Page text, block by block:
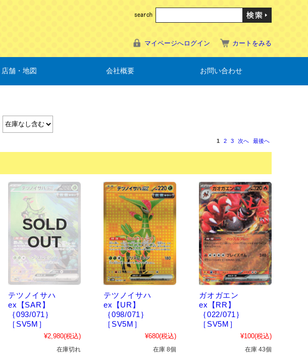
マイページへログイン カートをみる
店舗・地図 会社概要 お問い合わせ
1 2 3 次へ 最後へ
テツノイサハ
ex【SAR】
｛093/071｝
［SV5M］
¥2,980(税込)
在庫切れ
テツノイサハ
ex【UR】
｛098/071｝
［SV5M］
¥680(税込)
在庫 8個
ガオガエン
ex【RR】
｛022/071｝
［SV5M］
¥100(税込)
在庫 43個